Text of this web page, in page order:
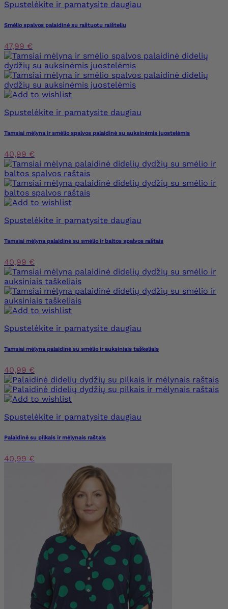
Spustelėkite ir pamatysite daugiau
Smėlio spalvos palaidinė su raštuotu raišteliu
47,99 €
Spustelėkite ir pamatysite daugiau
Tamsiai mėlyna ir smėlio spalvos palaidinė su auksinėmis juostelėmis
40,99 €
Spustelėkite ir pamatysite daugiau
Tamsiai mėlyna palaidinė su smėlio ir baltos spalvos raštais
40,99 €
Spustelėkite ir pamatysite daugiau
Tamsiai mėlyna palaidinė su smėlio ir auksiniais taškeliais
40,99 €
Spustelėkite ir pamatysite daugiau
Palaidinė su pilkais ir mėlynais raštais
40,99 €